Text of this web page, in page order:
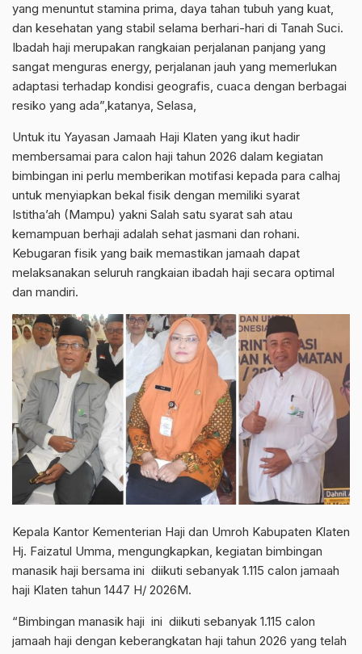
yang menuntut stamina prima, daya tahan tubuh yang kuat,
dan kesehatan yang stabil selama berhari-hari di Tanah Suci.
Ibadah haji merupakan rangkaian perjalanan panjang yang
sangat menguras energy, perjalanan jauh yang memerlukan
adaptasi terhadap kondisi geografis, cuaca dengan berbagai
resiko yang ada”,katanya, Selasa,
Untuk itu Yayasan Jamaah Haji Klaten yang ikut hadir
membersamai para calon haji tahun 2026 dalam kegiatan
bimbingan ini perlu memberikan motifasi kepada para calhaj
untuk menyiapkan bekal fisik dengan memiliki syarat
Istitha’ah (Mampu) yakni Salah satu syarat sah atau
kemampuan berhaji adalah sehat jasmani dan rohani.
Kebugaran fisik yang baik memastikan jamaah dapat
melaksanakan seluruh rangkaian ibadah haji secara optimal
dan mandiri.
Kepala Kantor Kementerian Haji dan Umroh Kabupaten Klaten
Hj. Faizatul Umma, mengungkapkan, kegiatan bimbingan
manasik haji bersama ini diikuti sebanyak 1.115 calon jamaah
haji Klaten tahun 1447 H/ 2026M.
“Bimbingan manasik haji ini diikuti sebanyak 1.115 calon
jamaah haji dengan keberangkatan haji tahun 2026 yang telah